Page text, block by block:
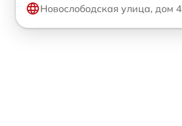
Новослободская улица, дом 4